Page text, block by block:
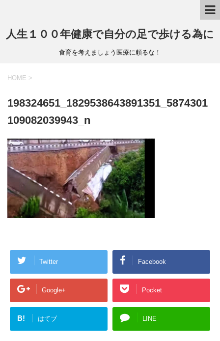
人生１００年健康で自分の足で歩ける為に
食育を考えましょう医療に頼るな！
HOME >
198324651_1829538643891351_5874301
109082039943_n
Twitter Facebook
Google+ Pocket
B! はてブ LINE